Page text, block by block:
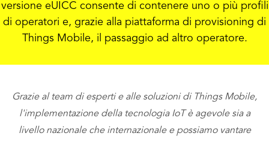
versione eUICC consente di contenere uno o più profili
di operatori e, grazie alla piattaforma di provisioning di
Things Mobile, il passaggio ad altro operatore.
Grazie al team di esperti e alle soluzioni di Things Mobile,
l'implementazione della tecnologia IoT è agevole sia a
livello nazionale che internazionale e possiamo vantare